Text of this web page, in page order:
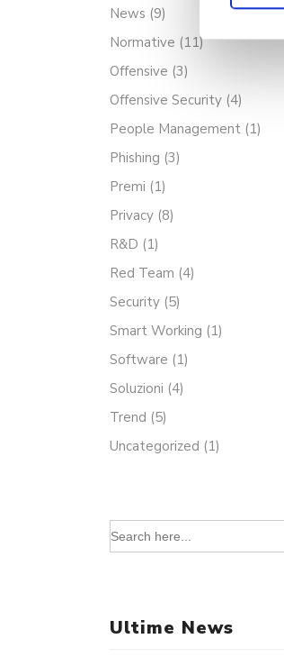
News (9)
Normative (11)
Offensive (3)
Offensive Security (4)
People Management (1)
Phishing (3)
Premi (1)
Privacy (8)
R&D (1)
Red Team (4)
Security (5)
Smart Working (1)
Software (1)
Soluzioni (4)
Trend (5)
Uncategorized (1)
Search
for:
Ultime News